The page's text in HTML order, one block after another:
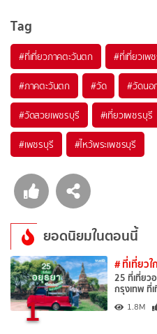
Tag
#ที่เที่ยวภาคตะวันตก #ที่เที่ยวเพ
#ภาคตะวันตก #วัด #วัดนอ
#วัดสวยเพชรบุรี #เที่ยวเพชรบุรี
#เพชรบุรี #ไหว้พระเพชรบุรี
ยอดนิยมในตอนนี้
1
# ที่เที่ยว
25 ที่เที่ยว
กรุงเทพ ที่
1.8M